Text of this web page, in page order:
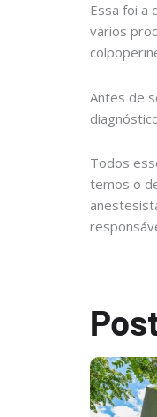
Essa foi a
vários
Antes de
Todos
temos o